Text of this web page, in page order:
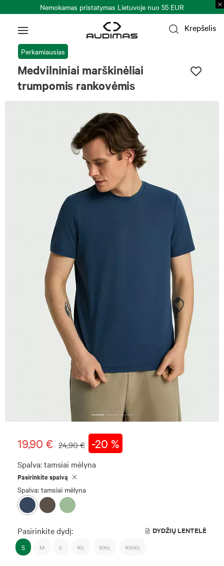
Nemokamas pristatymas Lietuvoje nuo 55 EUR
Krepšelis
Perkamiausias
Medvilniniai marškinėliai
trumpomis rankovėmis
19,90 € 24,90 € -20 %
Spalva:tamsiai mėlyna
Pasirinkite spalvą
Spalva: tamsiai mėlyna
Pasirinkite dydį: DYDŽIŲ LENTELĖ
S M L XL XXL XXXL